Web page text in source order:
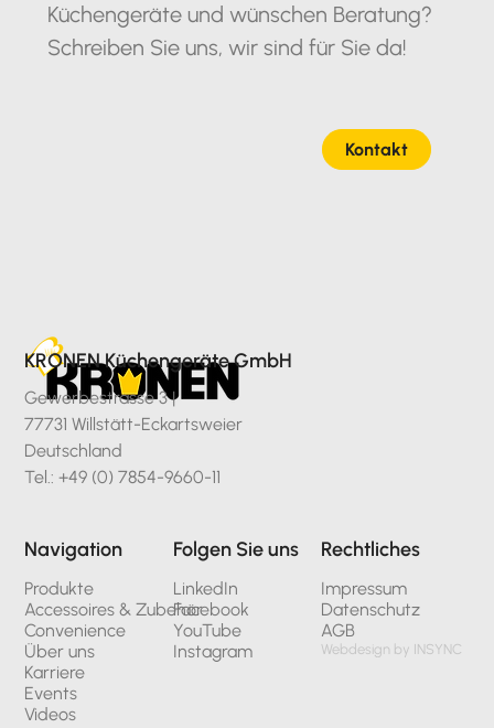
Küchengeräte und wünschen Beratung?
Schreiben Sie uns, wir sind für Sie da!
Kontakt
KRONEN Küchengeräte GmbH
Gewerbestrasse 3 |
77731 Willstätt-Eckartsweier
Deutschland
Tel.: +49 (0) 7854-9660-11
Navigation
Produkte
Accessoires & Zubehör
Convenience
Über uns
Karriere
Events
Videos
Folgen Sie uns
LinkedIn
Facebook
YouTube
Instagram
Rechtliches
Impressum
Datenschutz
AGB
Webdesign by INSYNC